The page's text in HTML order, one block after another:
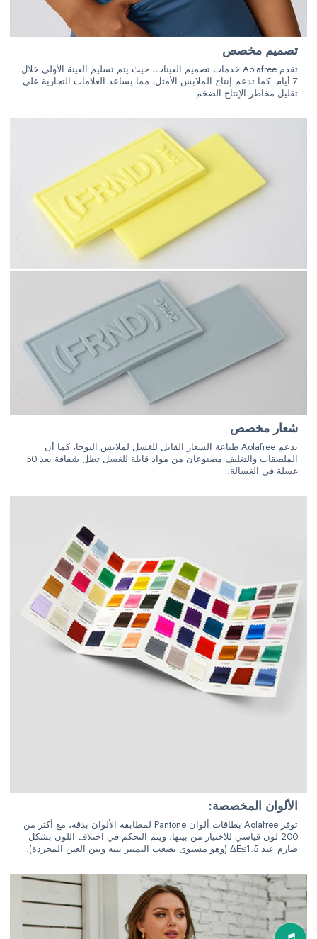
تصميم مخصص
تقدم Aolafree خدمات تصميم العينات، حيث يتم تسليم العينة الأولى خلال
7 أيام. كما تدعم إنتاج الملابس الأمثل، مما يساعد العلامات التجارية على
تقليل مخاطر الإنتاج الضخم.
شعار مخصص
تدعم Aolafree طباعة الشعار القابل للغسل لملابس اليوجا، كما أن
الملصقات والتغليف مصنوعان من مواد قابلة للغسل تظل شفافة بعد 50
غسلة في الغسالة.
الألوان المخصصة:
توفر Aolafree بطاقات ألوان Pantone لمطابقة الألوان بدقة، مع أكثر من
200 لون قياسي للاختيار من بينها، ويتم التحكم في اختلاف اللون بشكل
صارم عند ΔE≤1.5 (وهو مستوى يصعب التمييز بينه وبين العين المجردة).